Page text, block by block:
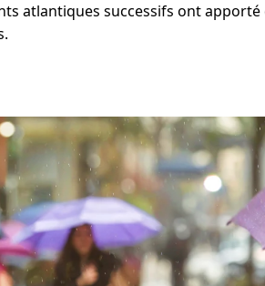
atlantiques successifs ont